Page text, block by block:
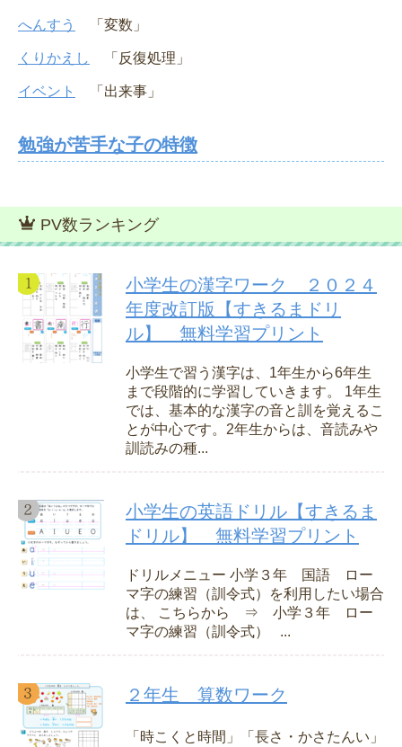
へんすう 「変数」
くりかえし 「反復処理」
イベント 「出来事」
勉強が苦手な子の特徴
PV数ランキング
小学生の漢字ワーク ２０２４
年度改訂版【すきるまドリ
ル】 無料学習プリント
小学生で習う漢字は、1年生から6年生
まで段階的に学習していきます。 1年生
では、基本的な漢字の音と訓を覚えるこ
とが中心です。2年生からは、音読みや
訓読みの種...
小学生の英語ドリル【すきるま
ドリル】 無料学習プリント
ドリルメニュー 小学３年 国語 ロー
マ字の練習（訓令式）を利用したい場合
は、 こちらから ⇒ 小学３年 ロー
マ字の練習（訓令式） ...
２年生 算数ワーク
「時こくと時間」「長さ・かさたんい」